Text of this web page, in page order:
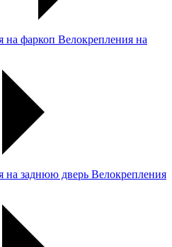
Велокрепления на
Велокрепления